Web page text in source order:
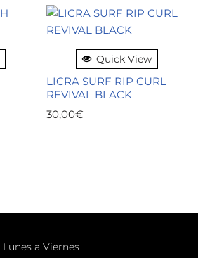
Quick View
LICRA SURF RIP CURL
REVIVAL BLACK
30,00€
Lunes a Viernes